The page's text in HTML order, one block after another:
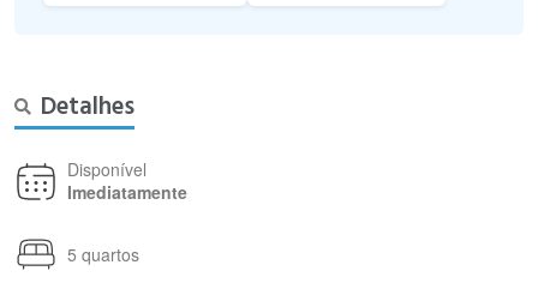
Detalhes
Disponível
Imediatamente
5 quartos